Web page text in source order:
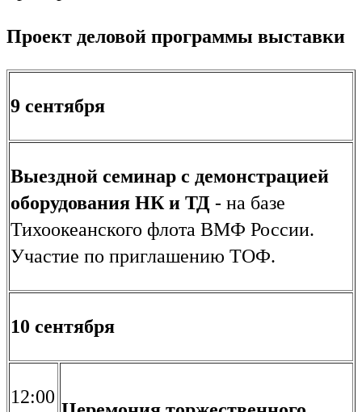
Проект деловой программы выставки
9 сентября
Выездной семинар с демонстрацией
оборудования НК и ТД - на базе
Тихоокеанского флота ВМФ России.
Участие по приглашению ТОФ.
10 сентября
12:00